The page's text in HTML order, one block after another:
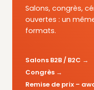
Salons, congrès,
ouvertes : un
formats.
Salons B2B / B2C
Congrès
Remise de prix –